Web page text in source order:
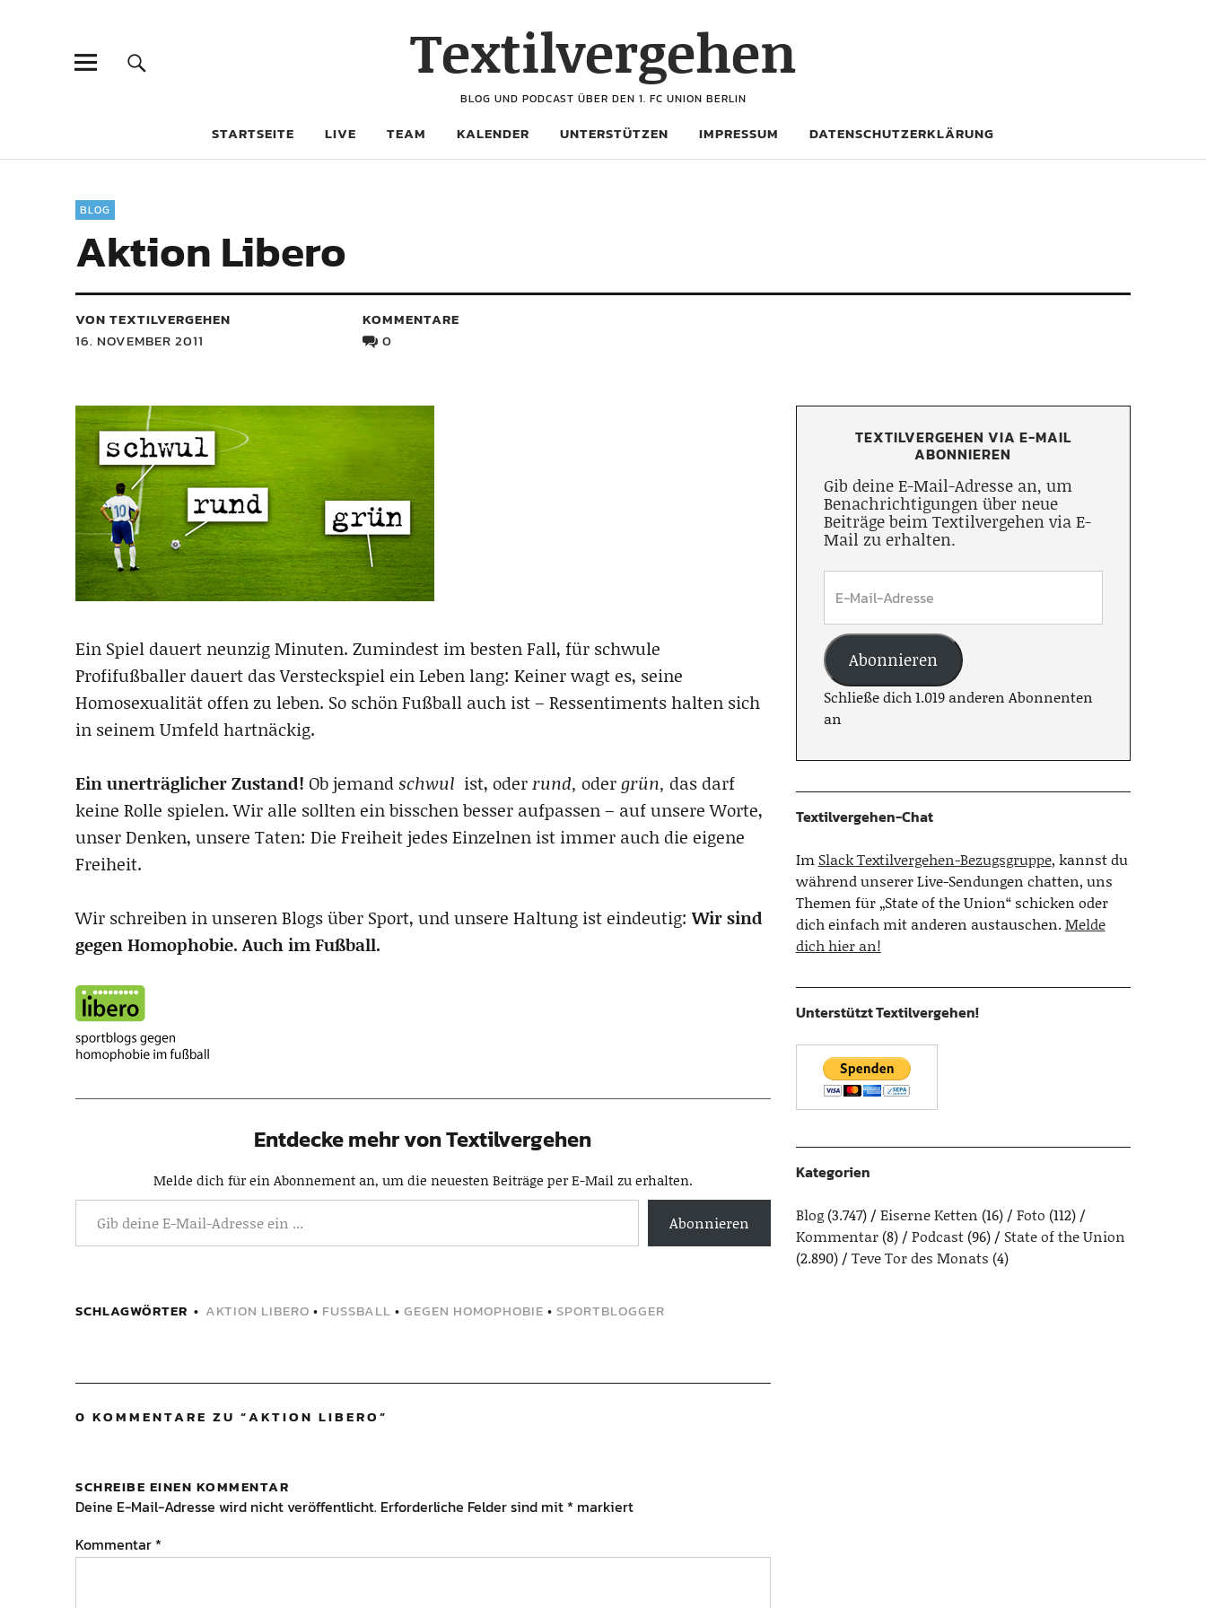
Textilvergehen
BLOG UND PODCAST ÜBER DEN 1. FC UNION BERLIN
STARTSEITE LIVE TEAM KALENDER UNTERSTÜTZEN IMPRESSUM DATENSCHUTZERKLÄRUNG
BLOG
Aktion Libero
VON TEXTILVERGEHEN
16. NOVEMBER 2011
KOMMENTARE
0
Ein Spiel dauert neunzig Minuten. Zumindest im besten Fall, für schwule
Profifußballer dauert das Versteckspiel ein Leben lang: Keiner wagt es, seine
Homosexualität offen zu leben. So schön Fußball auch ist – Ressentiments halten sich
in seinem Umfeld hartnäckig.
Ein unerträglicher Zustand! Ob jemandschwul ist, oderrund, odergrün, das darf
keine Rolle spielen. Wir alle sollten ein bisschen besser aufpassen – auf unsere Worte,
unser Denken, unsere Taten: Die Freiheit jedes Einzelnen ist immer auch die eigene
Freiheit.
Wir schreiben in unseren Blogs über Sport, und unsere Haltung ist eindeutig:Wir sind
gegen Homophobie. Auch im Fußball.
Entdecke mehr von Textilvergehen
Melde dich für ein Abonnement an, um die neuesten Beiträge per E-Mail zu erhalten.
Abonnieren
SCHLAGWÖRTER AKTION LIBERO • FUSSBALL • GEGEN HOMOPHOBIE • SPORTBLOGGER
0 KOMMENTARE ZU “AKTION LIBERO”
SCHREIBE EINEN KOMMENTAR
Deine E-Mail-Adresse wird nicht veröffentlicht. Erforderliche Felder sind mit * markiert
Kommentar *
TEXTILVERGEHEN VIA E-MAIL
ABONNIEREN
Gib deine E-Mail-Adresse an, um
Benachrichtigungen über neue
Beiträge beim Textilvergehen via E-
Mail zu erhalten.
Abonnieren
Schließe dich 1.019 anderen Abonnenten
an
Textilvergehen-Chat
Im Slack Textilvergehen-Bezugsgruppe, kannst du
während unserer Live-Sendungen chatten, uns
Themen für „State of the Union“ schicken oder
dich einfach mit anderen austauschen.Melde
dich hier an!
Unterstützt Textilvergehen!
Kategorien
Blog(3.747) Eiserne Ketten (16) Foto (112)
Kommentar(8) Podcast(96)
State of the Union
(2.890)
Teve Tor des Monats (4)